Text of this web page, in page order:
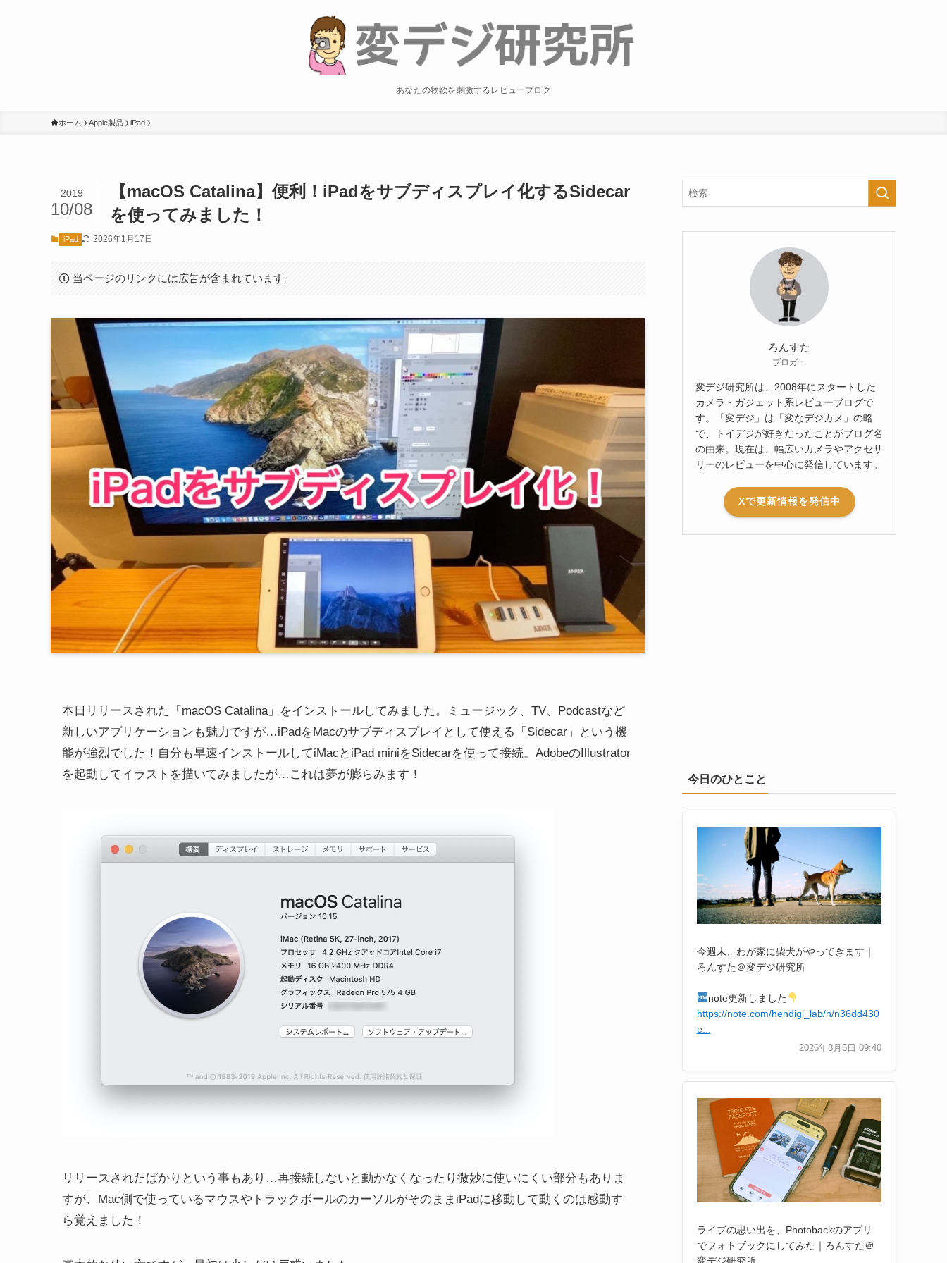
あなたの物欲を刺激するレビューブログ
ホーム Apple製品 iPad
【macOS Catalina】便利！iPadをサブディスプレイ化するSidecar
を使ってみました！
2019
10/08
iPad 2026年1月17日
当ページのリンクには広告が含まれています。
本日リリースされた「macOS Catalina」をインストールしてみました。ミュージック、TV、Podcastなど
新しいアプリケーションも魅力ですが…iPadをMacのサブディスプレイとして使える「Sidecar」という機
能が強烈でした！自分も早速インストールしてiMacとiPad miniをSidecarを使って接続。AdobeのIllustrator
を起動してイラストを描いてみましたが…これは夢が膨らみます！
リリースされたばかりという事もあり…再接続しないと動かなくなったり微妙に使いにくい部分もありま
すが、Mac側で使っているマウスやトラックボールのカーソルがそのままiPadに移動して動くのは感動す
ら覚えました！
ろんすた
ブロガー
変デジ研究所は、2008年にスタートした
カメラ・ガジェット系レビューブログで
す。「変デジ」は「変なデジカメ」の略
で、トイデジが好きだったことがブログ名
の由来。現在は、幅広いカメラやアクセサ
リーのレビューを中心に発信しています。
Xで更新情報を発信中
今日のひとこと
今週末、わが家に柴犬がやってきます｜
ろんすた＠変デジ研究所
note更新しました
https://note.com/hendigi_lab/n/n36dd430
e...
2026年8月5日 09:40
ライブの思い出を、Photobackのアプリ
でフォトブックにしてみた｜ろんすた＠
変デジ研究所